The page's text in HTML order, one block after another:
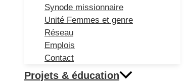
Synode missionnaire
Unité Femmes et genre
Réseau
Emplois
Contact
Projets & éducation